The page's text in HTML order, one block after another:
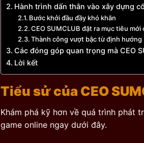
Hành trình dấn thân vào xây dựng
Bước khởi đầu đầy khó khăn
CEO SUMCLUB đặt ra mục tiêu mới
Thành công vượt bậc từ định hướng
Các đóng góp quan trọng mà CEO
Lời kết
Tiểu sử của CEO
Khám phá kỹ hơn về quá trình phát
game online ngay dưới đây.